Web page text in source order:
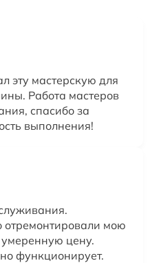
эту мастерскую для
Работа мастеров
спасибо за
выполнения!
отремонтировали мою
цену.
функционирует.